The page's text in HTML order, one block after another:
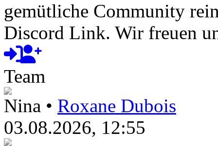
gemütliche Community
Discord Link. Wir freuen
Team
Nina • Roxane Dubois
03.08.2026, 12:55